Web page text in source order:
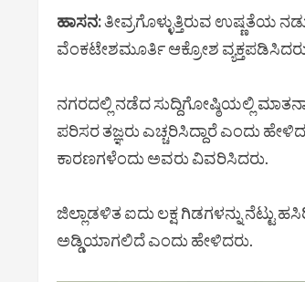
ಹಾಸನ:ತೀವ್ರಗೊಳ್ಳುತ್ತಿರುವ ಉಷ್ಣತೆಯ
ವೆಂಕಟೇಶಮೂರ್ತಿ ಆಕ್ರೋಶ
ನಗರದಲ್ಲಿ ನಡೆದ ಸುದ್ದಿಗೋಷ್ಠಿಯಲ್ಲಿ
ಪರಿಸರ ತಜ್ಞರು ಎಚ್ಚರಿಸಿದ್ದಾರೆ ಎಂದು
ಕಾರಣಗಳೆಂದು ಅವರು ವಿವರಿಸಿದರು.
ಜಿಲ್ಲಾಡಳಿತ ಐದು ಲಕ್ಷ ಗಿಡಗಳನ್ನು
ಅಡ್ಡಿಯಾಗಲಿದೆ ಎಂದು ಹೇಳಿದರು.